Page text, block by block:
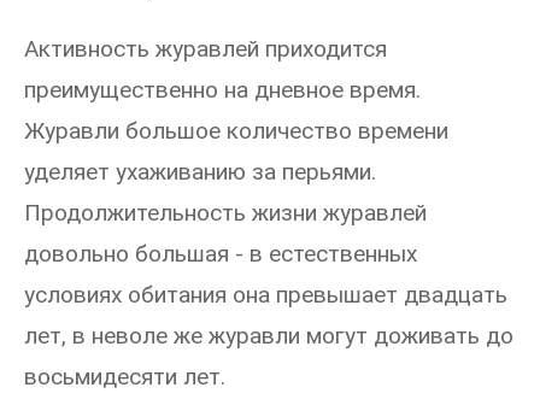
Активность журавлей приходится
преимущественно на дневное время.
Журавли большое количество времени
уделяет ухаживанию за перьями.
Продолжительность жизни журавлей
довольно большая - в естественных
условиях обитания она превышает двадцать
лет, в неволе же журавли могут доживать до
восьмидесяти лет.